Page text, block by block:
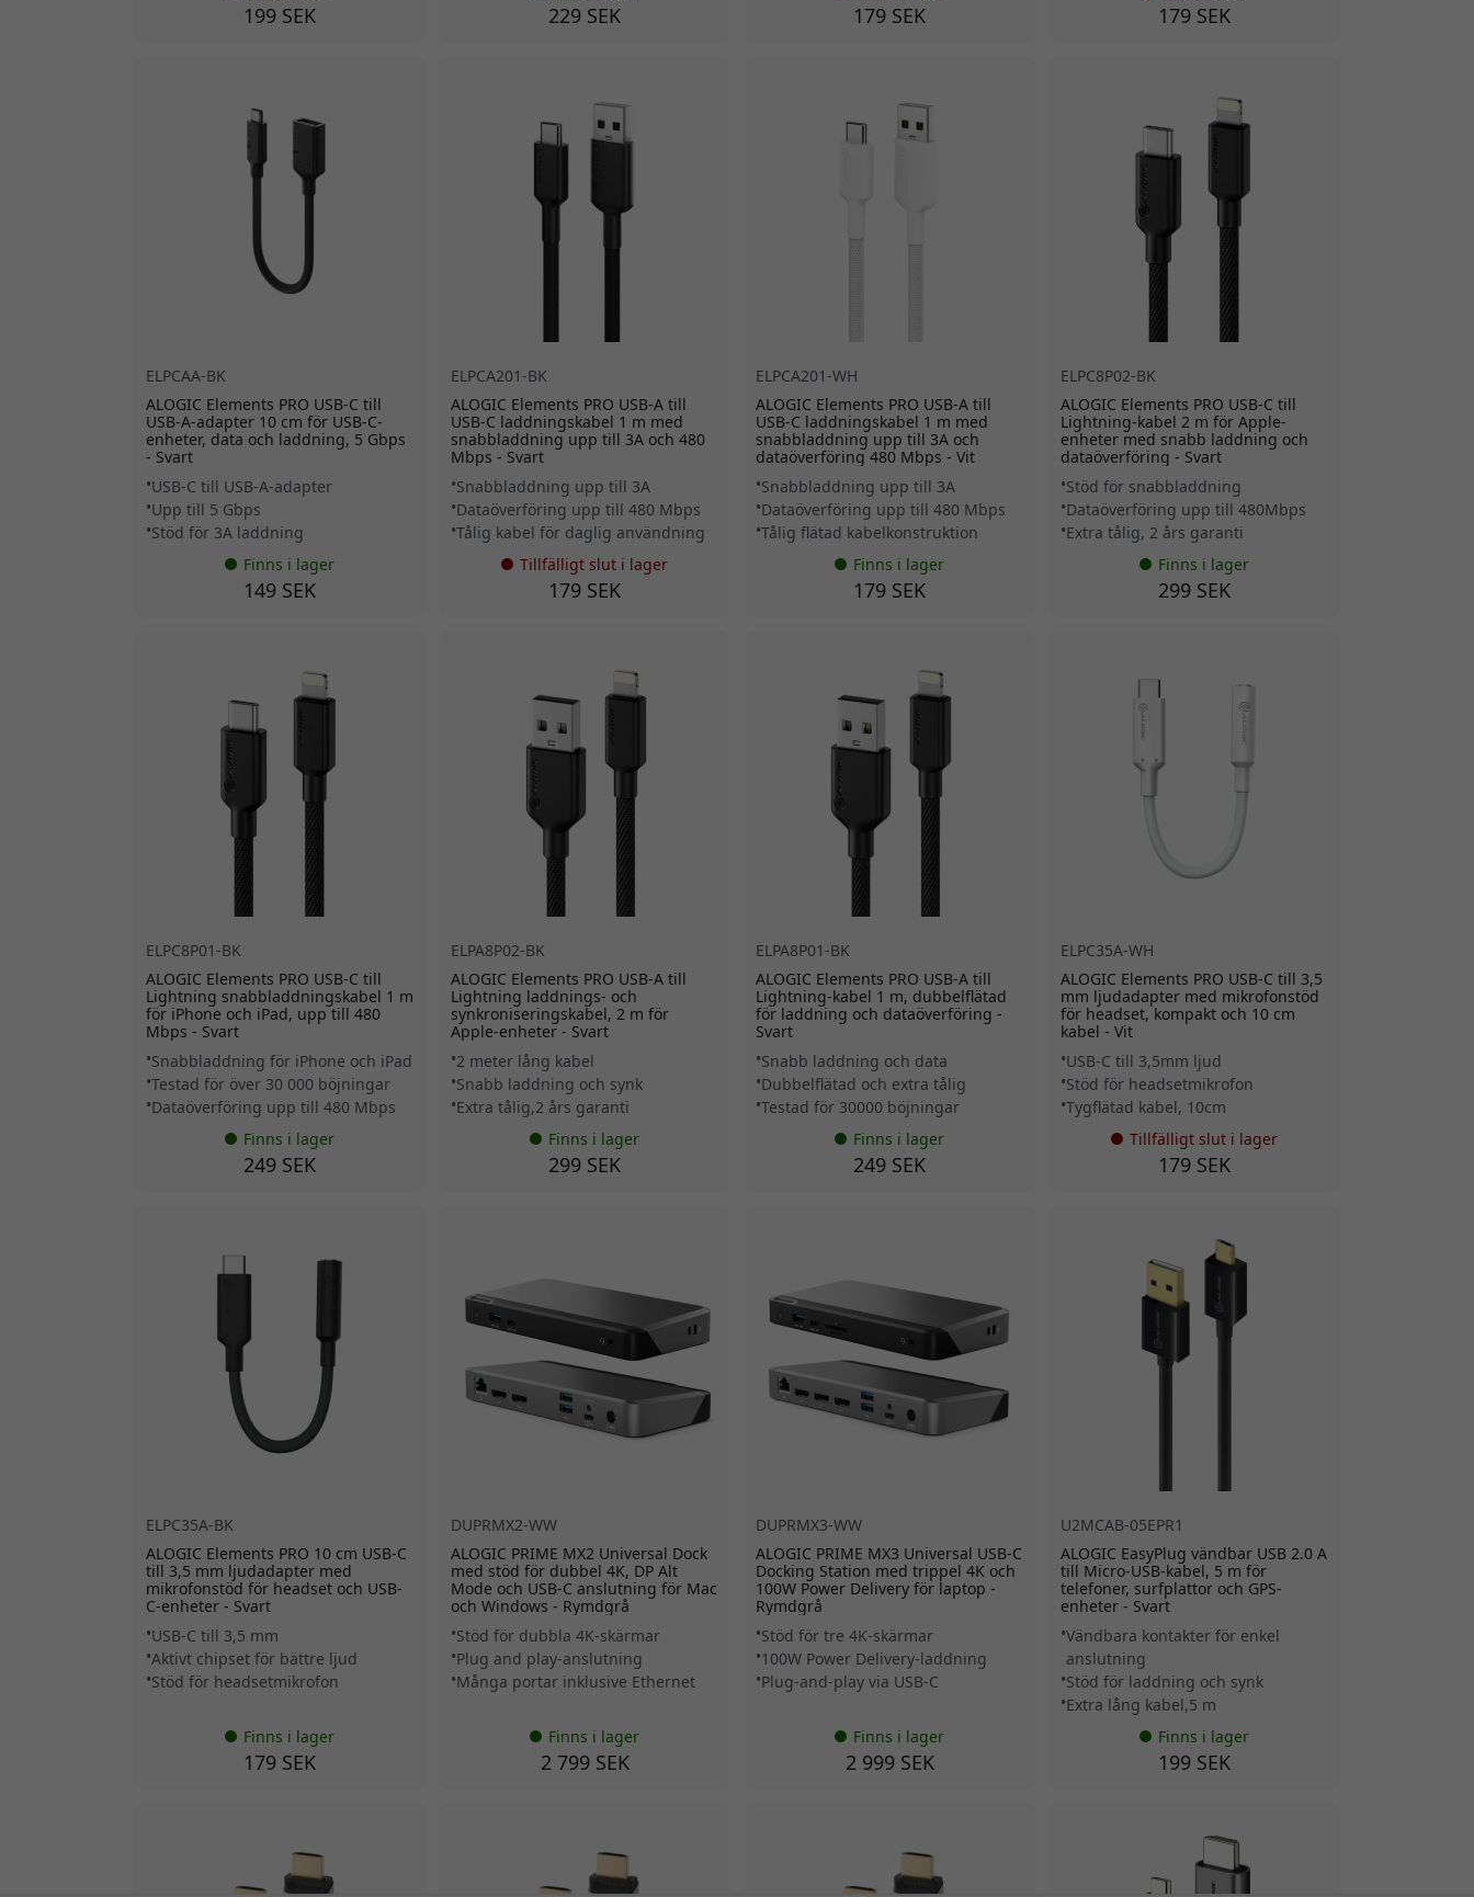
199 SEK 229 SEK 179 SEK 179 SEK
ELPCAA-BK
ALOGIC Elements PRO USB-C till
USB-A-adapter 10 cm för USB-C-
enheter, data och laddning, 5 Gbps
- Svart
USB-C till USB-A-adapter
Upp till 5 Gbps
Stöd för 3A laddning
Finns i lager
149 SEK
ELPCA201-BK
ALOGIC Elements PRO USB-A till
USB-C laddningskabel 1 m med
snabbladdning upp till 3A och 480
Mbps - Svart
Snabbladdning upp till 3A
Dataöverföring upp till 480 Mbps
Tålig kabel för daglig användning
Tillfälligt slut i lager
179 SEK
ELPCA201-WH
ALOGIC Elements PRO USB-A till
USB-C laddningskabel 1 m med
snabbladdning upp till 3A och
dataöverföring 480 Mbps - Vit
Snabbladdning upp till 3A
Dataöverföring upp till 480 Mbps
Tålig flätad kabelkonstruktion
Finns i lager
179 SEK
ELPC8P02-BK
ALOGIC Elements PRO USB-C till
Lightning-kabel 2 m för Apple-
enheter med snabb laddning och
dataöverföring - Svart
Stöd för snabbladdning
Dataöverföring upp till 480Mbps
Extra tålig, 2 års garanti
Finns i lager
299 SEK
ELPC8P01-BK
ALOGIC Elements PRO USB-C till
Lightning snabbladdningskabel 1 m
för iPhone och iPad, upp till 480
Mbps - Svart
Snabbladdning för iPhone och iPad
Testad för över 30 000 böjningar
Dataöverföring upp till 480 Mbps
Finns i lager
249 SEK
ELPA8P02-BK
ALOGIC Elements PRO USB-A till
Lightning laddnings- och
synkroniseringskabel, 2 m för
Apple-enheter - Svart
2 meter lång kabel
Snabb laddning och synk
Extra tålig,2 års garanti
Finns i lager
299 SEK
ELPA8P01-BK
ALOGIC Elements PRO USB-A till
Lightning-kabel 1 m, dubbelflätad
för laddning och dataöverföring -
Svart
Snabb laddning och data
Dubbelflätad och extra tålig
Testad för 30000 böjningar
Finns i lager
249 SEK
ELPC35A-WH
ALOGIC Elements PRO USB-C till 3,5
mm ljudadapter med mikrofonstöd
för headset, kompakt och 10 cm
kabel - Vit
USB-C till 3,5mm ljud
Stöd för headsetmikrofon
Tygflätad kabel, 10cm
Tillfälligt slut i lager
179 SEK
ELPC35A-BK
ALOGIC Elements PRO 10 cm USB-C
till 3,5 mm ljudadapter med
mikrofonstöd för headset och USB-
C-enheter - Svart
USB-C till 3,5 mm
Aktivt chipset för bättre ljud
Stöd för headsetmikrofon
Finns i lager
179 SEK
DUPRMX2-WW
ALOGIC PRIME MX2 Universal Dock
med stöd för dubbel 4K, DP Alt
Mode och USB-C anslutning för Mac
och Windows - Rymdgrå
Stöd för dubbla 4K-skärmar
Plug and play-anslutning
Många portar inklusive Ethernet
Finns i lager
2 799 SEK
DUPRMX3-WW
ALOGIC PRIME MX3 Universal USB-C
Docking Station med trippel 4K och
100W Power Delivery för laptop -
Rymdgrå
Stöd för tre 4K-skärmar
100W Power Delivery-laddning
Plug-and-play via USB-C
Finns i lager
2 999 SEK
U2MCAB-05EPR1
ALOGIC EasyPlug vändbar USB 2.0 A
till Micro-USB-kabel, 5 m för
telefoner, surfplattor och GPS-
enheter - Svart
Vändbara kontakter för enkel
anslutning
Stöd för laddning och synk
Extra lång kabel,5 m
Finns i lager
199 SEK